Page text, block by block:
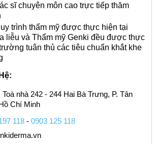
sĩ chuyên môn cao trực tiếp thăm
trình thẩm mỹ được thực hiện tại
liễu và Thẩm mỹ Genki đều được thực
tuân thủ các tiêu chuẩn khắt khe
nhà 242 - 244 Hai Bà Trưng, P. Tân
Chí Minh
118 - 0903 125 118